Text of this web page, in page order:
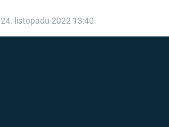
24. listopadu 2022 13:40